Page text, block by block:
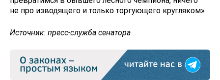
не про изводящего и только торгующего кругляком».
Источник: пресс-служба сенатора